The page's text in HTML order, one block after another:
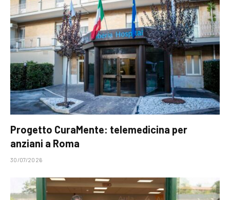
Progetto CuraMente: telemedicina per
anziani a Roma
30/07/2026